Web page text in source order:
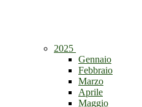
2025
Gennaio
Febbraio
Marzo
Aprile
Maggio